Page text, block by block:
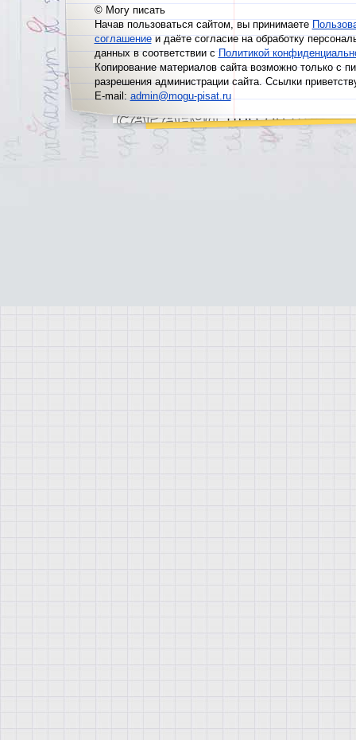
© Могу писать
Начав пользоваться сайтом, вы принимаете
соглашениеи даёте согласие на обработку
данных в соответствии сПолитикой
Копирование материалов сайта возможно только с
разрешения администрации сайта. Ссылки
E-mail:admin@mogu-pisat.ru